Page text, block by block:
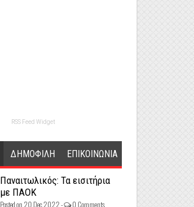
RSS Feed Widget
ΔΗΜΟΦΙΛΗ ΕΠΙΚΟΙΝΩΝΙΑ
Παναιτωλικός: Τα εισιτήρια
με ΠΑΟΚ
Posted on 20 Dec 2022 - 0 Comments